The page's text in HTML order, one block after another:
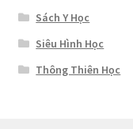
Sách Y Học
Siêu Hình Học
Thông Thiên Học